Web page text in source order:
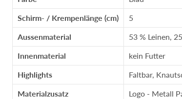
Schirm- / Krempenlänge (cm) 5
Aussenmaterial 53 % Leinen, 25
Innenmaterial kein Futter
Highlights Faltbar,
Materialzusatz Logo - Metall